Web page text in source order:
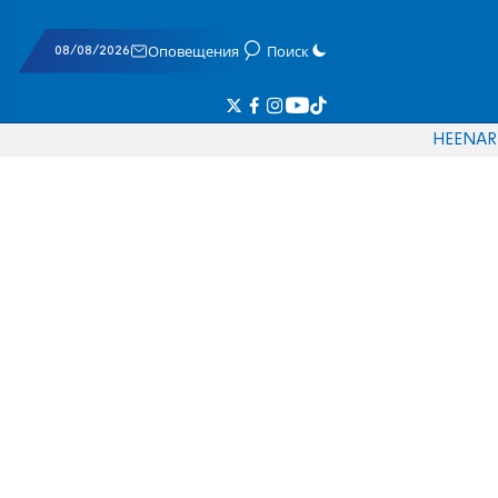
08/08/2026 Оповещения Поиск
HEENAR